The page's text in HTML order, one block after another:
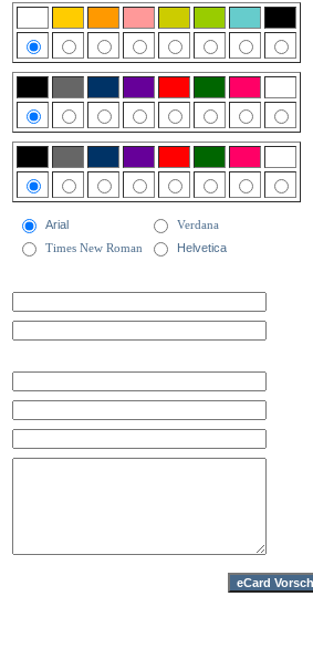
Arial
Verdana
Times New Roman
Helvetica